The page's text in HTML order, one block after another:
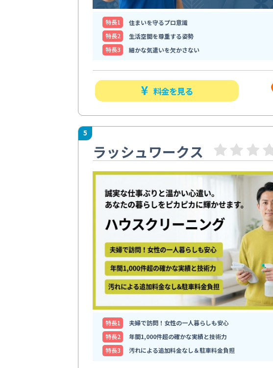
特⻑1
住まいを守るプロ意識
特⻑2
生活空間を尊重する姿勢
特⻑3
細かな気遣いを欠かさない
料金を見る
5
ラッシュワークス
特⻑1
夫婦で訪問！女性の一人暮らしも安心
特⻑2
年間1,000件超の確かな実績と技術力
特⻑3
汚れによる追加料金なし＆駐車料金負担